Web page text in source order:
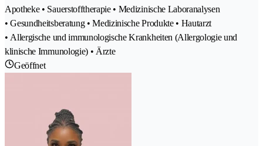
Apotheke • Sauerstofftherapie • Medizinische Laboranalysen
• Gesundheitsberatung • Medizinische Produkte • Hautarzt
• Allergische und immunologische Krankheiten (Allergologie und
klinische Immunologie) • Ärzte
Geöffnet